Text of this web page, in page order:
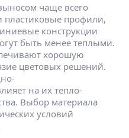
чаще всего
профили,
конструкции
быть менее теплыми.
хорошую
цветовых решений.
на их тепло-
Выбор материала
условий